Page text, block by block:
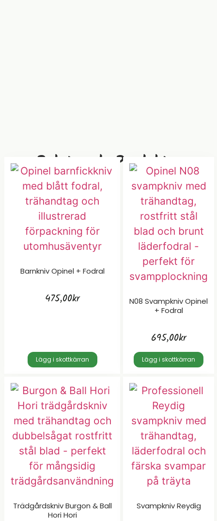
Relaterade Produkter
Barnkniv Opinel + Fodral
475,00kr
Lägg i skottkärran
N08 Svampkniv Opinel
+ Fodral
695,00kr
Lägg i skottkärran
Trädgårdskniv Burgon & Ball
Hori Hori
Svampkniv Reydig